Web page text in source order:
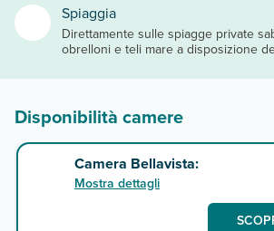
Spiaggia
Direttamente sulle spiagge private
obrelloni e teli mare a disposizione
Disponibilità camere
Camera Bellavista:
Mostra dettagli